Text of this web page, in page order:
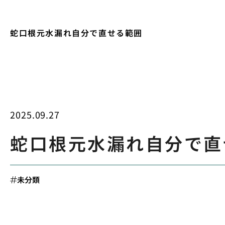
蛇口根元水漏れ自分で直せる範囲
2025.09.27
蛇口根元水漏れ自分で
未分類